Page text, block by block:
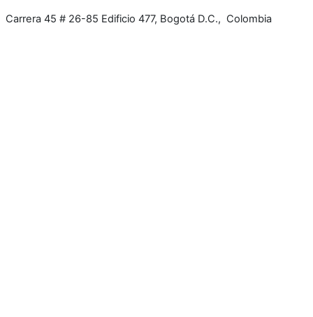
Carrera 45 # 26-85 Edificio 477, Bogotá D.C., Colombia